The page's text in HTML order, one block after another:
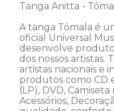
Tanga Anitta -
A tanga Tómala é
oficial Universal
desenvolve
dos nossos artistas.
artistas nacionais e
produtos como CD
(LP), DVD,
Acessórios,